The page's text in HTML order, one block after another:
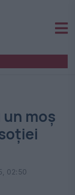
moș
02:50